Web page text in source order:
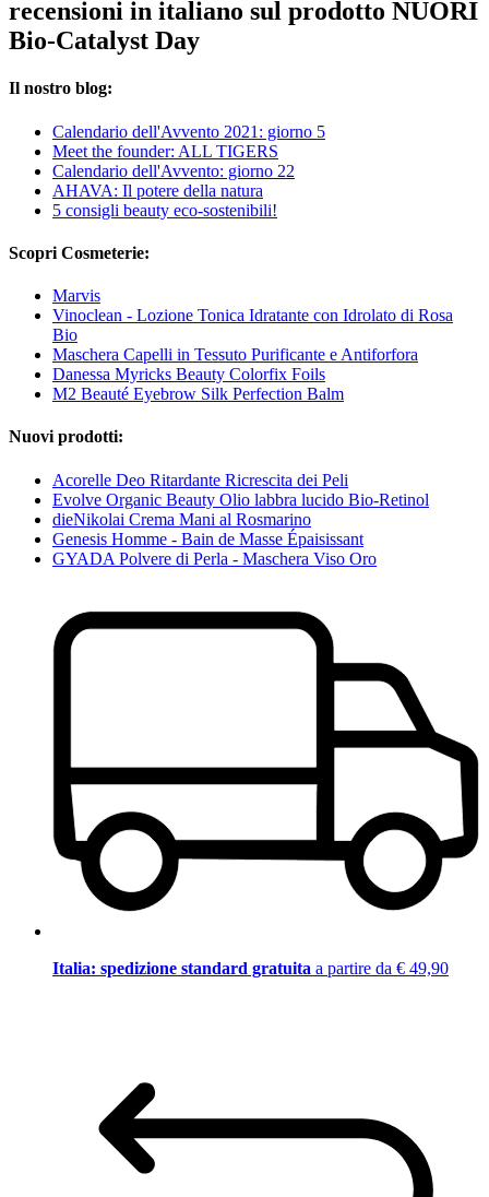
recensioni in italiano sul prodotto NUORI
Bio-Catalyst Day
Il nostro blog:
Calendario dell'Avvento 2021: giorno 5
Meet the founder: ALL TIGERS
Calendario dell'Avvento: giorno 22
AHAVA: Il potere della natura
5 consigli beauty eco-sostenibili!
Scopri Cosmeterie:
Marvis
Vinoclean - Lozione Tonica Idratante con Idrolato di Rosa
Bio
Maschera Capelli in Tessuto Purificante e Antiforfora
Danessa Myricks Beauty Colorfix Foils
M2 Beauté Eyebrow Silk Perfection Balm
Nuovi prodotti:
Acorelle Deo Ritardante Ricrescita dei Peli
Evolve Organic Beauty Olio labbra lucido Bio-Retinol
dieNikolai Crema Mani al Rosmarino
Genesis Homme - Bain de Masse Épaisissant
GYADA Polvere di Perla - Maschera Viso Oro
Italia: spedizione standard gratuita a partire da € 49,90